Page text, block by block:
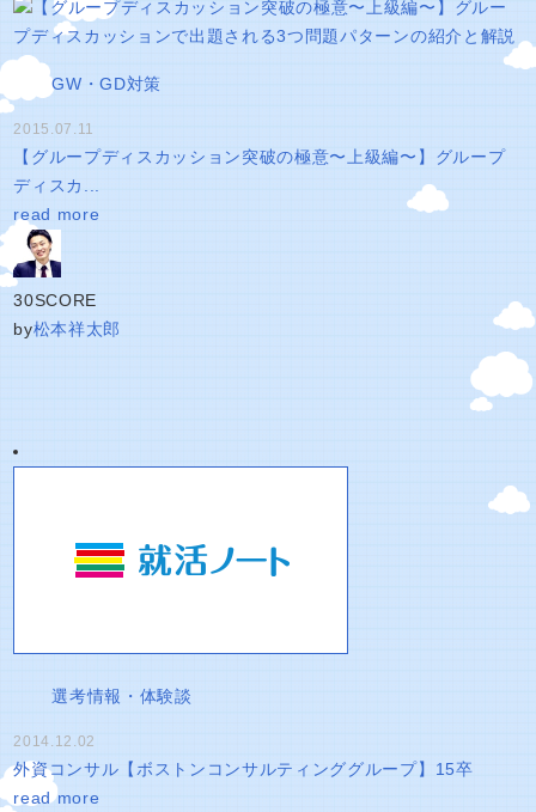
GW・GD対策
2015.07.11
【グループディスカッション突破の極意〜上級編〜】グループ
ディスカ...
read more
30SCORE
by松本祥太郎
選考情報・体験談
2014.12.02
外資コンサル【ボストンコンサルティンググループ】15卒
read more